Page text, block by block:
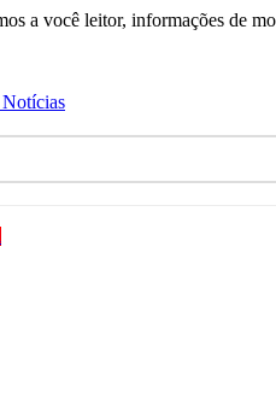
a você leitor, informações de